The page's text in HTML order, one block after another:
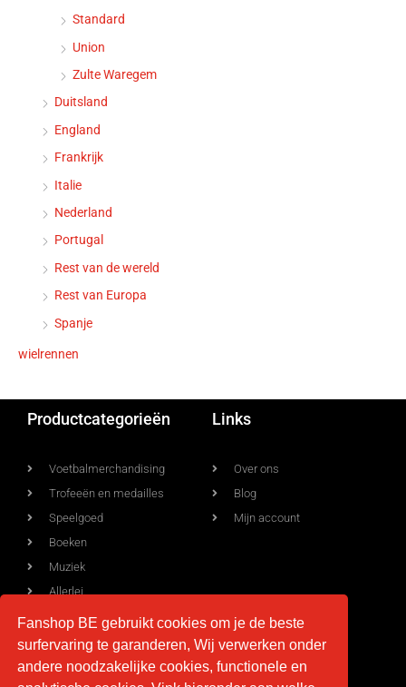
Standard
Union
Zulte Waregem
Duitsland
England
Frankrijk
Italie
Nederland
Portugal
Rest van de wereld
Rest van Europa
Spanje
wielrennen
Productcategorieën
Voetbalmerchandising
Trofeeën en medailles
Speelgoed
Boeken
Muziek
Allerlei
Links
Over ons
Blog
Mijn account
Voorwaarden Contact
Fanshop BE gebruikt cookies om je de beste
surfervaring te garanderen, Wij verwerken onder
andere noodzakelijke cookies, functionele en